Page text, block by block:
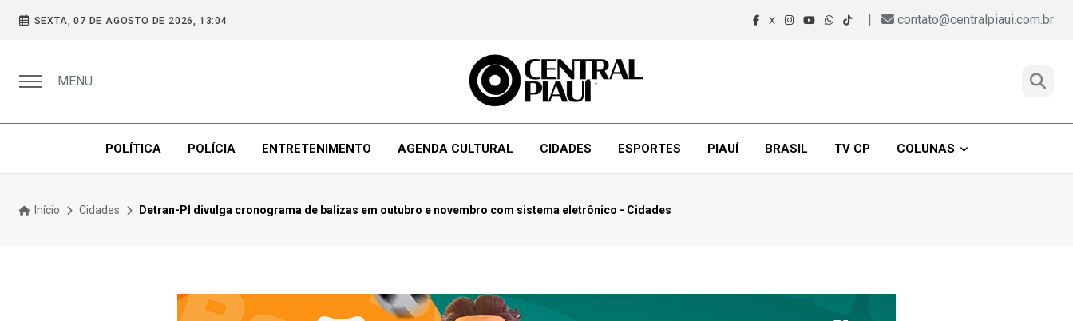
SEXTA, 07 DE AGOSTO DE 2026, 13:04 X | contato@centralpiaui.com.br
MENU
POLÍTICA POLÍCIA ENTRETENIMENTO AGENDA CULTURAL CIDADES ESPORTES PIAUÍ BRASIL TV CP COLUNAS
Início Cidades Detran-PI divulga cronograma de balizas em outubro e novembro com sistema eletrônico - Cidades